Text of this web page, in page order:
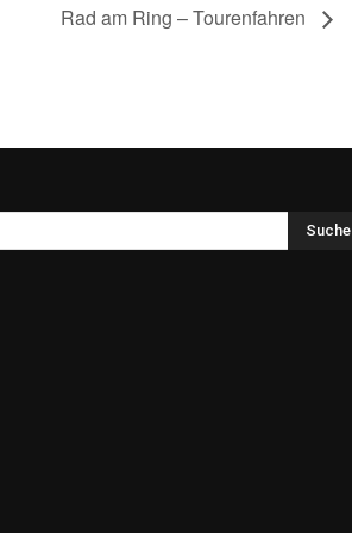
Rad am Ring – Tourenfahren
Suche